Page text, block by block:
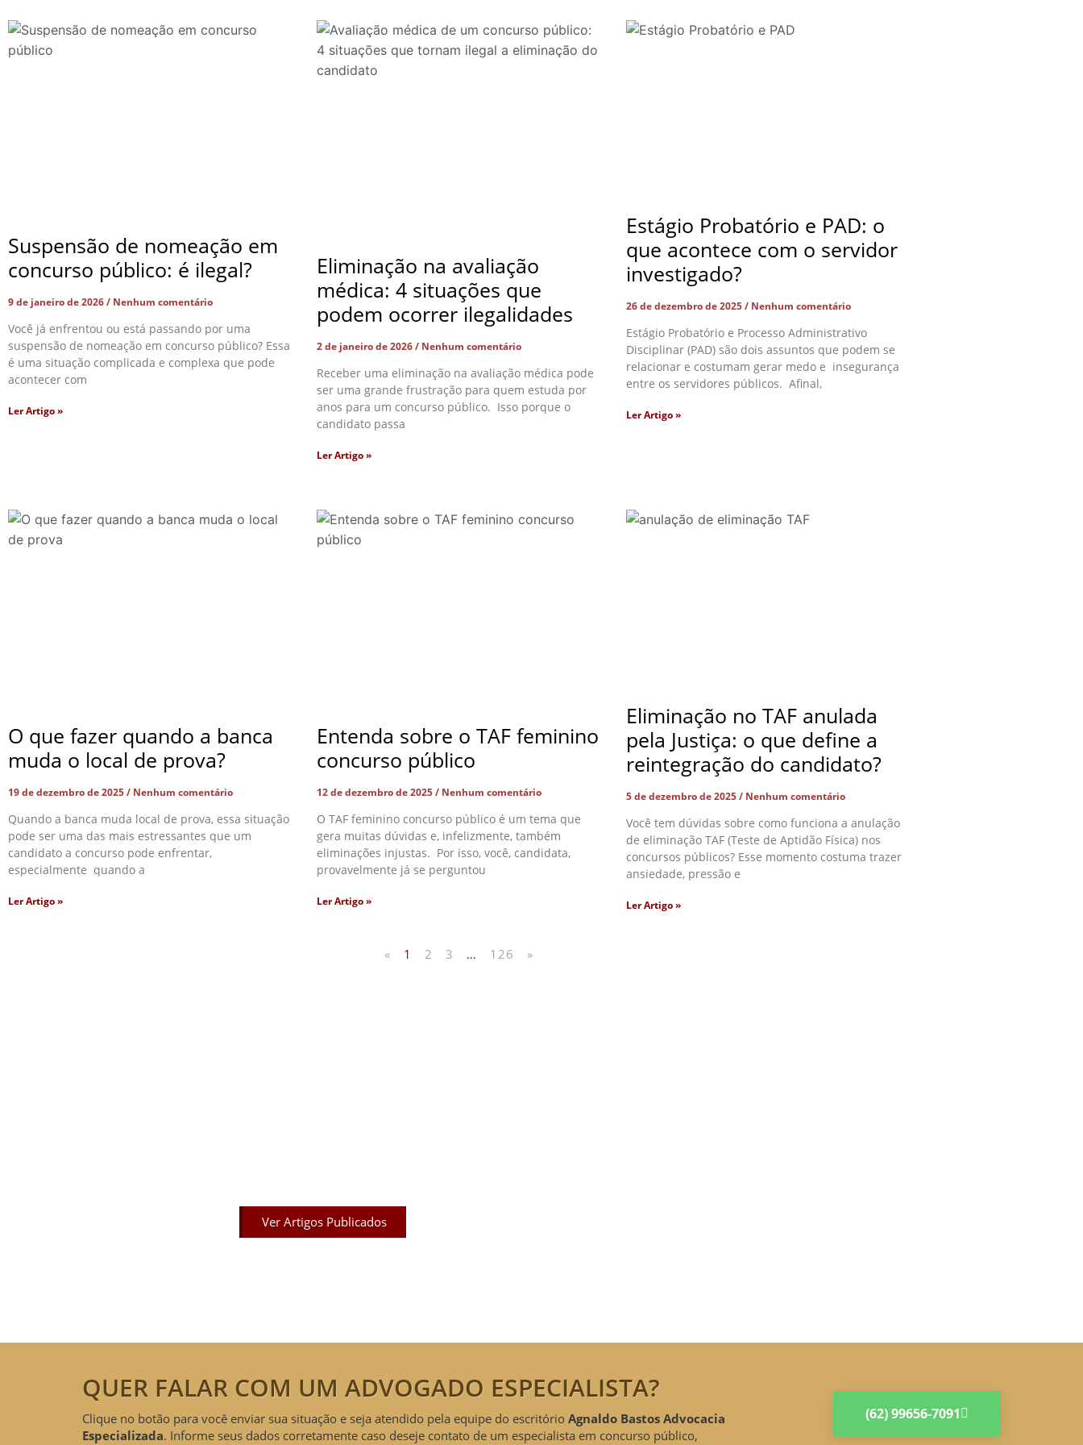
Suspensão de nomeação em
concurso público: é ilegal?
9 de janeiro de 2026 Nenhum comentário
Você já enfrentou ou está passando por uma
suspensão de nomeação em concurso público? Essa
é uma situação complicada e complexa que pode
acontecer com
Ler Artigo »
Eliminação na avaliação
médica: 4 situações que
podem ocorrer ilegalidades
2 de janeiro de 2026 Nenhum comentário
Receber uma eliminação na avaliação médica pode
ser uma grande frustração para quem estuda por
anos para um concurso público. Isso porque o
candidato passa
Ler Artigo »
Estágio Probatório e PAD: o
que acontece com o servidor
investigado?
26 de dezembro de 2025 Nenhum comentário
Estágio Probatório e Processo Administrativo
Disciplinar (PAD) são dois assuntos que podem se
relacionar e costumam gerar medo e insegurança
entre os servidores públicos. Afinal,
Ler Artigo »
O que fazer quando a banca
muda o local de prova?
19 de dezembro de 2025 Nenhum comentário
Quando a banca muda local de prova, essa situação
pode ser uma das mais estressantes que um
candidato a concurso pode enfrentar,
especialmente quando a
Ler Artigo »
Entenda sobre o TAF feminino
concurso público
12 de dezembro de 2025 Nenhum comentário
O TAF feminino concurso público é um tema que
gera muitas dúvidas e, infelizmente, também
eliminações injustas. Por isso, você, candidata,
provavelmente já se perguntou
Ler Artigo »
Eliminação no TAF anulada
pela Justiça: o que define a
reintegração do candidato?
5 de dezembro de 2025 Nenhum comentário
Você tem dúvidas sobre como funciona a anulação
de eliminação TAF (Teste de Aptidão Física) nos
concursos públicos? Esse momento costuma trazer
ansiedade, pressão e
Ler Artigo »
« 1 2 3 … 126 »
Ver Artigos Publicados
QUER FALAR COM UM ADVOGADO ESPECIALISTA?
Clique no botão para você enviar sua situação e seja atendido pela equipe do escritório Agnaldo Bastos Advocacia
Especializada. Informe seus dados corretamente caso deseje contato de um especialista em concurso público,
(62) 99656-7091